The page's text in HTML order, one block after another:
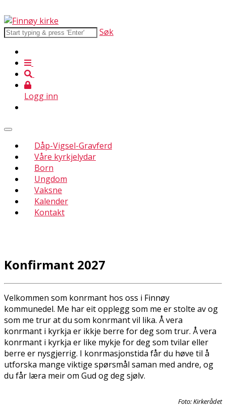
Søk
Logg inn
Dåp-Vigsel-Gravferd
Våre kyrkjelydar
Born
Ungdom
Vaksne
Kalender
Kontakt
Konfirmant 2027
Velkommen som konfirmant hos oss i Finnøy
kommunedel. Me har eit opplegg som me er stolte av og
som me trur at du som konfirmant vil lika. Å vera
konfirmant i kyrkja er ikkje berre for deg som trur. Å vera
konfirmant i kyrkja er like mykje for deg som tvilar eller
berre er nysgjerrig. I konfirmasjonstida får du høve til å
utforska mange viktige spørsmål saman med andre, og
du får læra meir om Gud og deg sjølv.
Foto: Kirkerådet